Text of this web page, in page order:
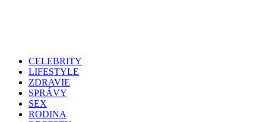
CELEBRITY
LIFESTYLE
ZDRAVIE
SPRÁVY
SEX
RODINA